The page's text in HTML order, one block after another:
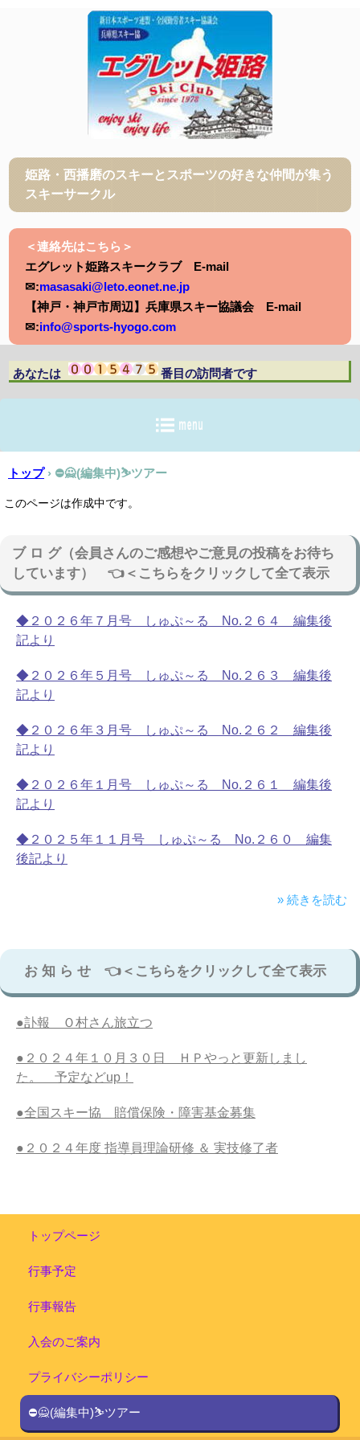
姫路・西播磨のスキーとスポーツの好きな仲間が集う
スキーサークル
＜連絡先はこちら＞
エグレット姫路スキークラブ E-mail
✉:masasaki@leto.eonet.ne.jp
【神戸・神戸市周辺】兵庫県スキー協議会 E-mail
✉:info@sports-hyogo.com
あなたは 番目の訪問者です
トップ › ⛔🙅(編集中)⛷ツアー
このページは作成中です。
ブ ロ グ（会員さんのご感想やご意見の投稿をお待ち
しています） 👈＜こちらをクリックして全て表示
◆２０２６年７月号 しゅぷ～る No.２６４ 編集後
記より
◆２０２６年５月号 しゅぷ～る No.２６３ 編集後
記より
◆２０２６年３月号 しゅぷ～る No.２６２ 編集後
記より
◆２０２６年１月号 しゅぷ～る No.２６１ 編集後
記より
◆２０２５年１１月号 しゅぷ～る No.２６０ 編集
後記より
» 続きを読む
お 知 ら せ 👈＜こちらをクリックして全て表示
●訃報 Ｏ村さん旅立つ
●２０２４年１０月３０日 ＨＰやっと更新しまし
た。 予定などup！
●全国スキー協 賠償保険・障害基金募集
●２０２４年度 指導員理論研修 ＆ 実技修了者
トップページ
行事予定
行事報告
入会のご案内
プライバシーポリシー
⛔🙅(編集中)⛷ツアー